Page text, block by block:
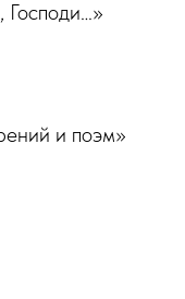
и поэм»